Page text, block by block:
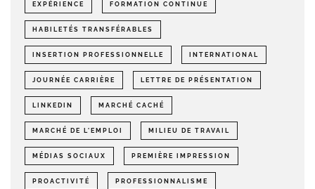
EXPÉRIENCE FORMATION CONTINUE
HABILETÉS TRANSFÉRABLES
INSERTION PROFESSIONNELLE INTERNATIONAL
JOURNÉE CARRIÈRE LETTRE DE PRÉSENTATION
LINKEDIN MARCHÉ CACHÉ
MARCHÉ DE L'EMPLOI MILIEU DE TRAVAIL
MÉDIAS SOCIAUX PREMIÈRE IMPRESSION
PROACTIVITÉ PROFESSIONNALISME